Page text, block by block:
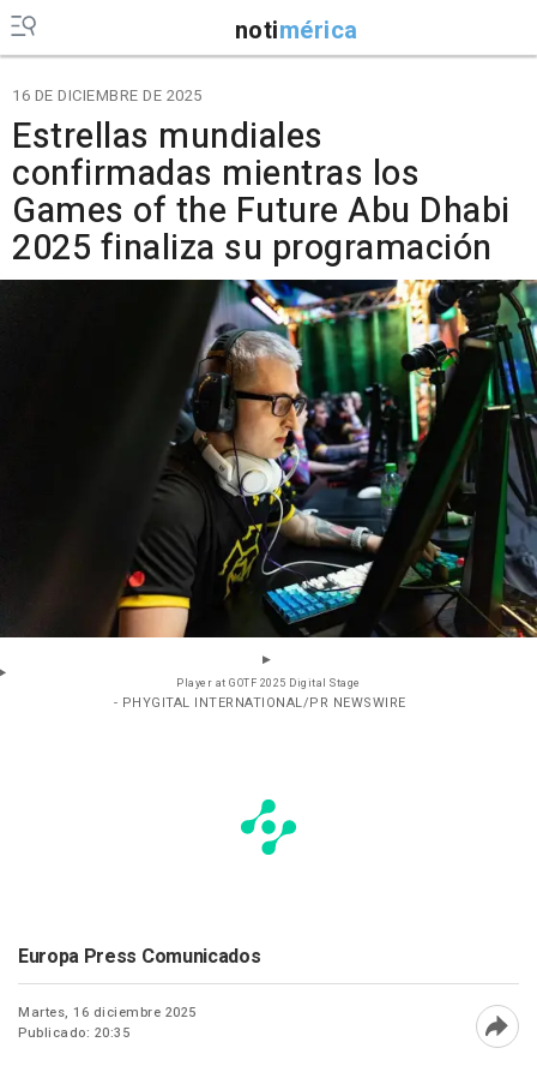
notimérica
16 DE DICIEMBRE DE 2025
Estrellas mundiales
confirmadas mientras los
Games of the Future Abu Dhabi
2025 finaliza su programación
Player at GOTF 2025 Digital Stage
- PHYGITAL INTERNATIONAL/PR NEWSWIRE
Europa Press Comunicados
Martes, 16 diciembre 2025
Publicado: 20:35